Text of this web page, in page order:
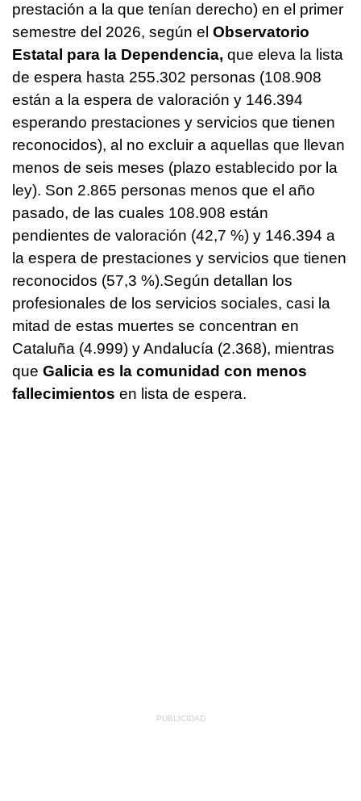
prestación a la que tenían derecho) en el primer
semestre del 2026, según el Observatorio
Estatal para la Dependencia, que eleva la lista
de espera hasta 255.302 personas (108.908
están a la espera de valoración y 146.394
esperando prestaciones y servicios que tienen
reconocidos), al no excluir a aquellas que llevan
menos de seis meses (plazo establecido por la
ley). Son 2.865 personas menos que el año
pasado, de las cuales 108.908 están
pendientes de valoración (42,7 %) y 146.394 a
la espera de prestaciones y servicios que tienen
reconocidos (57,3 %).Según detallan los
profesionales de los servicios sociales, casi la
mitad de estas muertes se concentran en
Cataluña (4.999) y Andalucía (2.368), mientras
que Galicia es la comunidad con menos
fallecimientos en lista de espera.